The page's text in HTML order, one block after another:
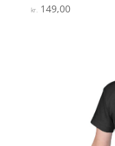
Vurderet
3.6
kr.149,00